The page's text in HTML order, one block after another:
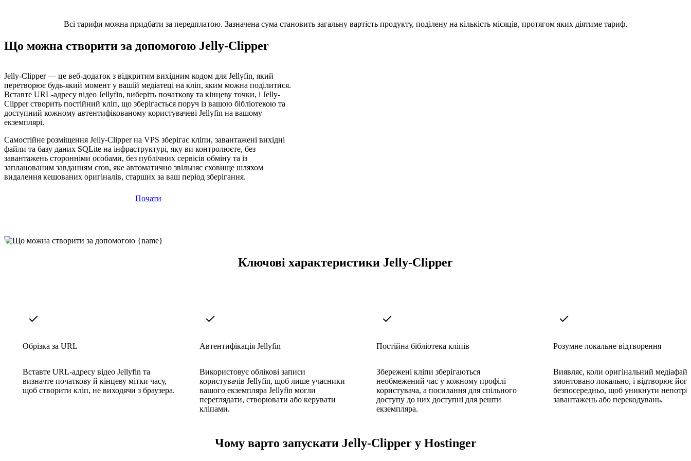
Всі тарифи можна придбати за передплатою. Зазначена сума становить загальну вартість продукту, поділену на кількість місяців, протягом яких діятиме тариф.
Що можна створити за допомогою Jelly-Clipper
Jelly-Clipper — це веб-додаток з відкритим вихідним кодом для Jellyfin, який
перетворює будь-який момент у вашій медіатеці на кліп, яким можна поділитися.
Вставте URL-адресу відео Jellyfin, виберіть початкову та кінцеву точки, і Jelly-
Clipper створить постійний кліп, що зберігається поруч із вашою бібліотекою та
доступний кожному автентифікованому користувачеві Jellyfin на вашому
екземплярі.
Самостійне розміщення Jelly-Clipper на VPS зберігає кліпи, завантажені вихідні
файли та базу даних SQLite на інфраструктурі, яку ви контролюєте, без
завантажень сторонніми особами, без публічних сервісів обміну та із
запланованим завданням cron, яке автоматично звільняє сховище шляхом
видалення кешованих оригіналів, старших за ваш період зберігання.
Почати
Ключові характеристики Jelly-Clipper
Обрізка за URL
Вставте URL-адресу відео Jellyfin та
визначте початкову й кінцеву мітки часу,
щоб створити кліп, не виходячи з браузера.
Автентифікація Jellyfin
Використовує облікові записи
користувачів Jellyfin, щоб лише учасники
вашого екземпляра Jellyfin могли
переглядати, створювати або керувати
кліпами.
Постійна бібліотека кліпів
Збережені кліпи зберігаються
необмежений час у кожному профілі
користувача, а посилання для спільного
доступу до них доступні для решти
екземпляра.
Розумне локальне відтворення
Виявляє, коли оригінальний медіафайл
змонтовано локально, і відтворює його
безпосередньо, щоб уникнути
завантажень або перекодувань.
Чому варто запускати Jelly-Clipper у Hostinger